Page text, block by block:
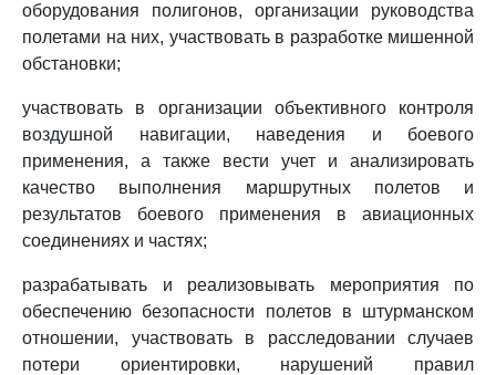
оборудования полигонов, организации руководства
полетами на них, участвовать в разработке мишенной
обстановки;
участвовать в организации объективного контроля
воздушной навигации, наведения и боевого
применения, а также вести учет и анализировать
качество выполнения маршрутных полетов и
результатов боевого применения в авиационных
соединениях и частях;
разрабатывать и реализовывать мероприятия по
обеспечению безопасности полетов в штурманском
отношении, участвовать в расследовании случаев
потери ориентировки, нарушений правил